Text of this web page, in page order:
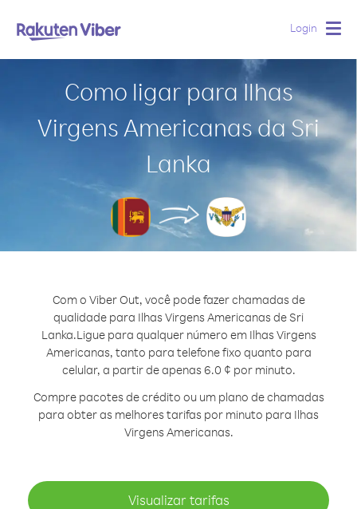
Login
Como ligar para Ilhas
Virgens Americanas da Sri
Lanka
Com o Viber Out, você pode fazer chamadas de
qualidade para Ilhas Virgens Americanas de Sri
Lanka.Ligue para qualquer número em Ilhas Virgens
Americanas, tanto para telefone fixo quanto para
celular, a partir de apenas 6.0 ¢ por minuto.
Compre pacotes de crédito ou um plano de chamadas
para obter as melhores tarifas por minuto para Ilhas
Virgens Americanas.
Visualizar tarifas